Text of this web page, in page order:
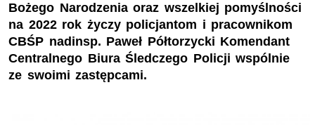
Bożego Narodzenia oraz wszelkiej pomyślności
na 2022 rok życzy policjantom i pracownikom
CBŚP nadinsp. Paweł Półtorzycki Komendant
Centralnego Biura Śledczego Policji wspólnie
ze swoimi zastępcami.